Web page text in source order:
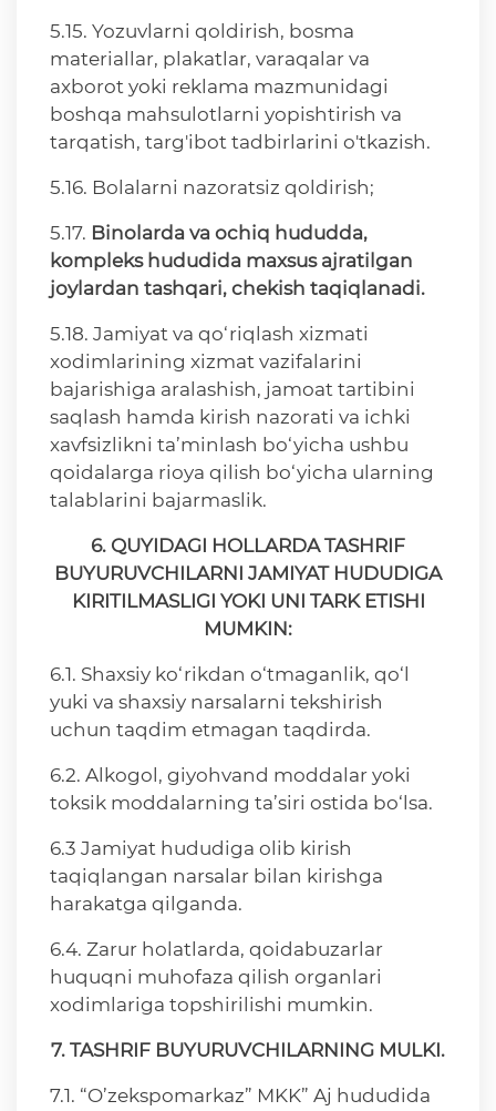
5.15. Yozuvlarni qoldirish, bosma
materiallar, plakatlar, varaqalar va
axborot yoki reklama mazmunidagi
boshqa mahsulotlarni yopishtirish va
tarqatish, targ'ibot tadbirlarini o'tkazish.
5.16. Bolalarni nazoratsiz qoldirish;
5.17. Binolarda va ochiq hududda,
kompleks hududida maxsus ajratilgan
joylardan tashqari, chekish taqiqlanadi.
5.18. Jamiyat va qo‘riqlash xizmati
xodimlarining xizmat vazifalarini
bajarishiga aralashish, jamoat tartibini
saqlash hamda kirish nazorati va ichki
xavfsizlikni ta’minlash bo‘yicha ushbu
qoidalarga rioya qilish bo‘yicha ularning
talablarini bajarmaslik.
6. QUYIDAGI HOLLARDA TASHRIF
BUYURUVCHILARNI JAMIYAT HUDUDIGA
KIRITILMASLIGI YOKI UNI TARK ETISHI
MUMKIN:
6.1. Shaxsiy ko‘rikdan o‘tmaganlik, qo‘l
yuki va shaxsiy narsalarni tekshirish
uchun taqdim etmagan taqdirda.
6.2. Alkogol, giyohvand moddalar yoki
toksik moddalarning ta’siri ostida bo‘lsa.
6.3 Jamiyat hududiga olib kirish
taqiqlangan narsalar bilan kirishga
harakatga qilganda.
6.4. Zarur holatlarda, qoidabuzarlar
huquqni muhofaza qilish organlari
xodimlariga topshirilishi mumkin.
7. TASHRIF BUYURUVCHILARNING MULKI.
7.1. “O’zekspomarkaz” MKK” Aj hududida